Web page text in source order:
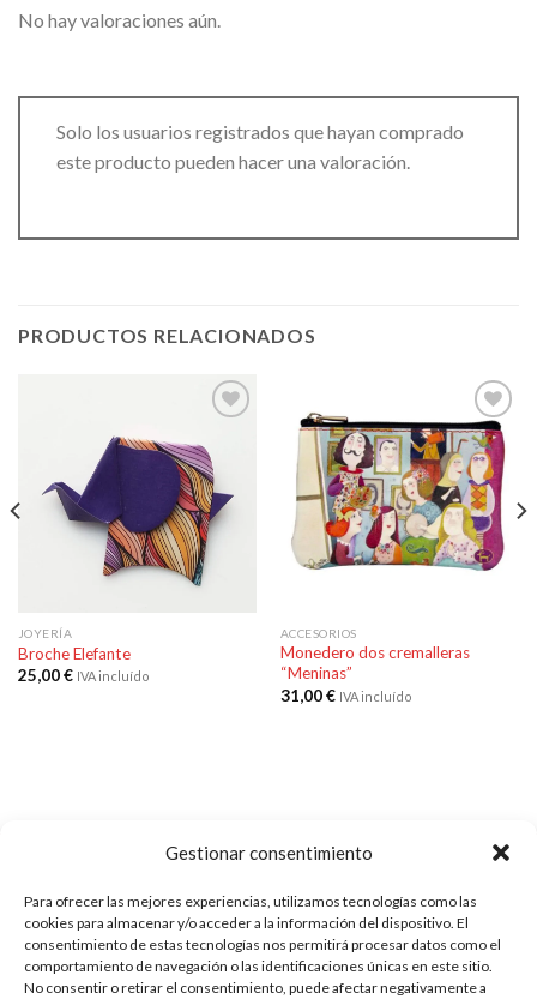
Gestionar consentimiento
Para ofrecer las mejores experiencias, utilizamos tecnologías como las
cookies para almacenar y/o acceder a la información del dispositivo. El
consentimiento de estas tecnologías nos permitirá procesar datos como el
comportamiento de navegación o las identificaciones únicas en este sitio.
No consentir o retirar el consentimiento, puede afectar negativamente a
No hay valoraciones aún.
Solo los usuarios registrados que hayan comprado
este producto pueden hacer una valoración.
PRODUCTOS RELACIONADOS
Añadir
a la
lista de
deseos
JOYERÍA
Broche Elefante
25,00€ IVA incluído
Añadir
a la
lista de
deseos
ACCESORIOS
Monedero dos cremalleras
“Meninas”
31,00€ IVA incluído
ENVÍOS
Tarifa plana de 6€ a toda España